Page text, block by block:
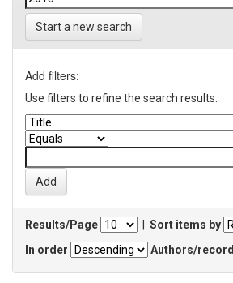
Start a new search
Add filters:
Use filters to refine the search results.
Results/Page
Sort items by
In order
Authors/record